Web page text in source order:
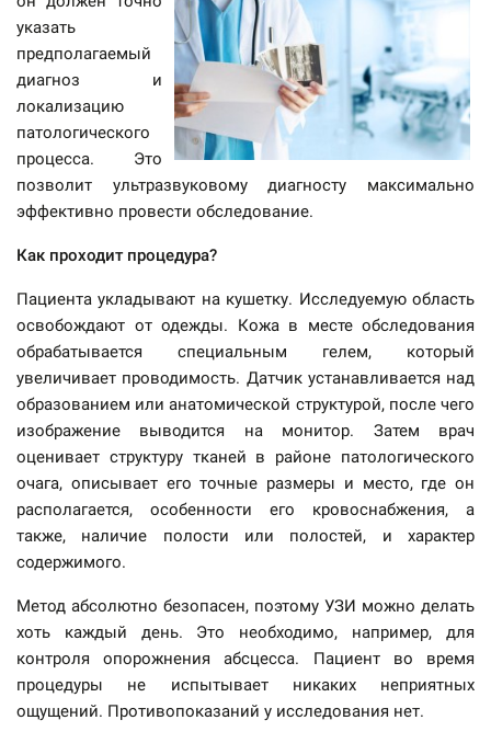
указать
предполагаемый
диагноз и
локализацию
патологического
процесса. Это
позволит ультразвуковому диагносту максимально
эффективно провести обследование.
Как проходит процедура?
Пациента укладывают на кушетку. Исследуемую область
освобождают от одежды. Кожа в месте обследования
обрабатывается специальным гелем, который
увеличивает проводимость. Датчик устанавливается над
образованием или анатомической структурой, после чего
изображение выводится на монитор. Затем врач
оценивает структуру тканей в районе патологического
очага, описывает его точные размеры и место, где он
располагается, особенности его кровоснабжения, а
также, наличие полости или полостей, и характер
содержимого.
Метод абсолютно безопасен, поэтому УЗИ можно делать
хоть каждый день. Это необходимо, например, для
контроля опорожнения абсцесса. Пациент во время
процедуры не испытывает никаких неприятных
ощущений. Противопоказаний у исследования нет.